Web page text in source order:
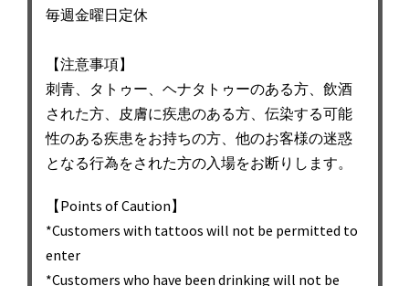
毎週金曜日定休
【注意事項】
刺青、タトゥー、ヘナタトゥーのある方、飲酒
された方、皮膚に疾患のある方、伝染する可能
性のある疾患をお持ちの方、他のお客様の迷惑
となる行為をされた方の入場をお断りします。
【Points of Caution】
*Customers with tattoos will not be permitted to
enter
*Customers who have been drinking will not be